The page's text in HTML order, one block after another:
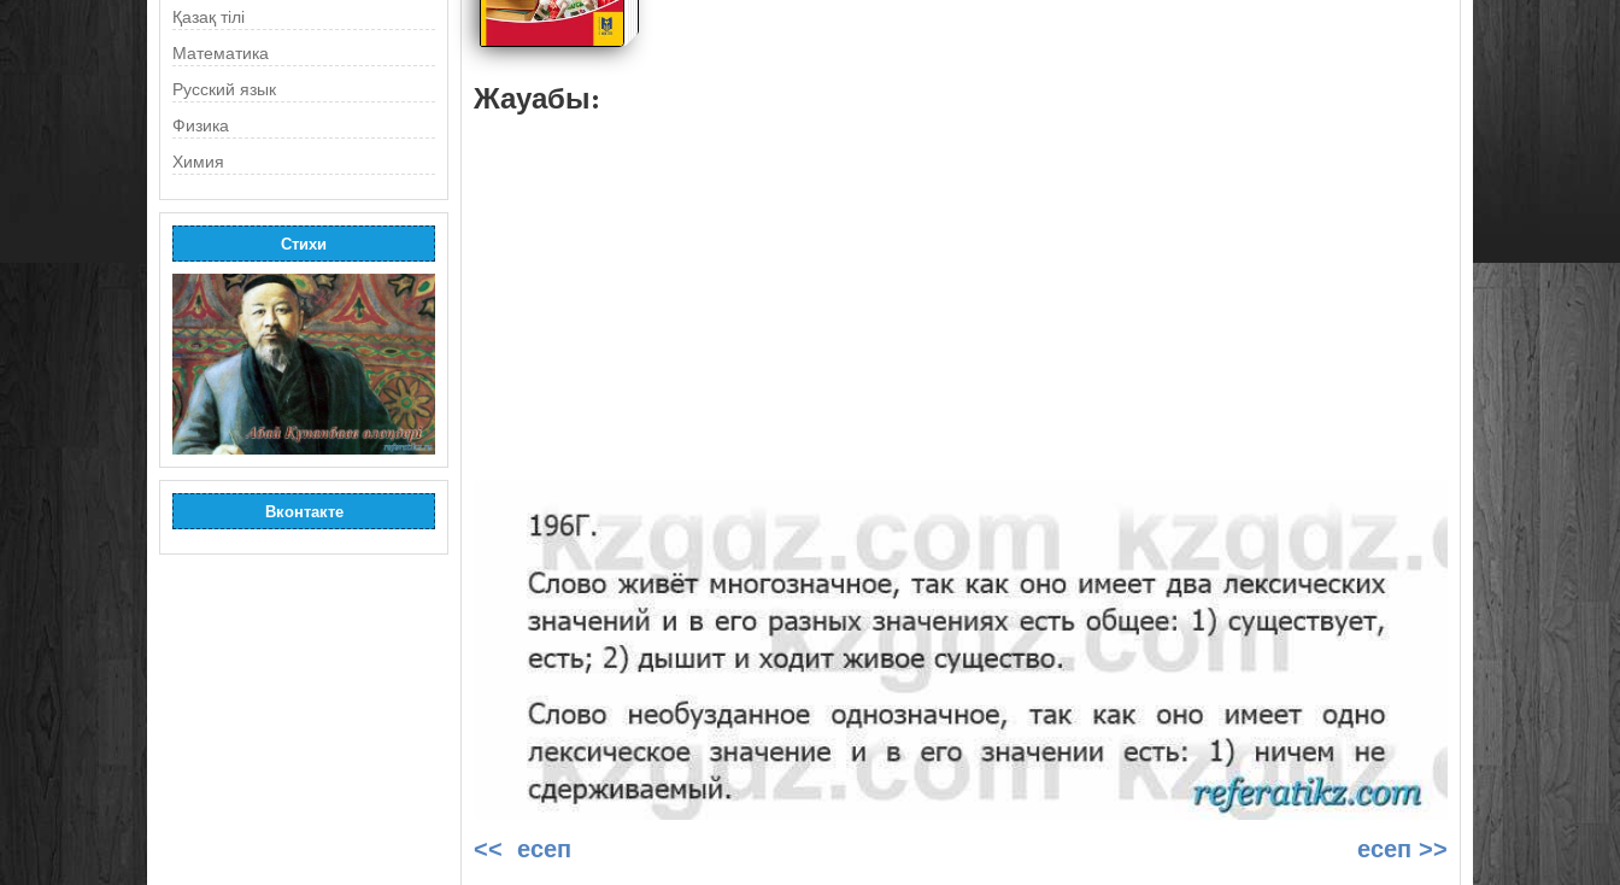
Қазақ тілі
Математика
Русский язык
Физика
Химия
Стихи
Вконтакте
Жауабы:
<< есеп есеп >>